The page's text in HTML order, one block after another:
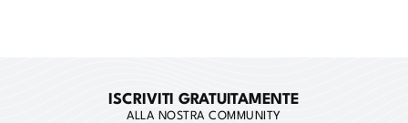
ISCRIVITI GRATUITAMENTE
ALLA NOSTRA COMMUNITY